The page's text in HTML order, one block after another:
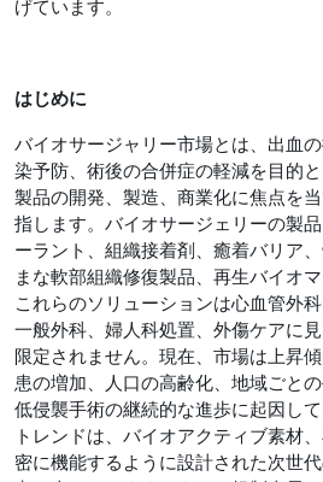
げています。
はじめに
バイオサージャリー市場とは、出血
染予防、術後の合併症の軽減を目的
製品の開発、製造、商業化に焦点を
指します。バイオサージェリーの製
ーラント、組織接着剤、癒着バリア
まな軟部組織修復製品、再生バイオ
これらのソリューションは心血管外
一般外科、婦人科処置、外傷ケアに
限定されません。現在、市場は上昇
患の増加、人口の高齢化、地域ごと
低侵襲手術の継続的な進歩に起因し
トレンドは、バイオアクティブ素材
密に機能するように設計された次世